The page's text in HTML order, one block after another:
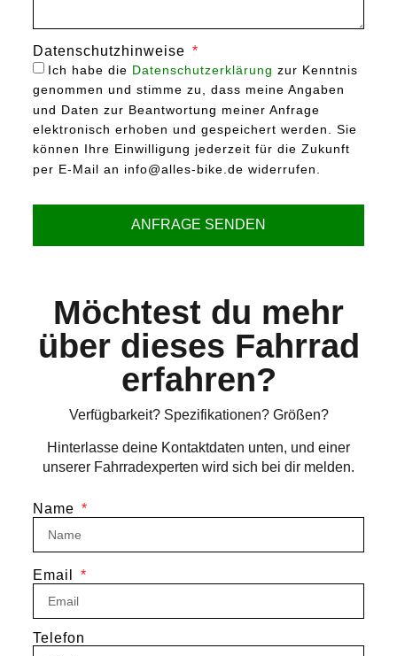
Datenschutzhinweise
Ich habe die Datenschutzerklärung zur Kenntnis
genommen und stimme zu, dass meine Angaben
und Daten zur Beantwortung meiner Anfrage
elektronisch erhoben und gespeichert werden. Sie
können Ihre Einwilligung jederzeit für die Zukunft
per E-Mail an info@alles-bike.de widerrufen.
ANFRAGE SENDEN
Möchtest du mehr
über dieses Fahrrad
erfahren?
Verfügbarkeit? Spezifikationen? Größen?
Hinterlasse deine Kontaktdaten unten, und einer
unserer Fahrradexperten wird sich bei dir melden.
Name
Email
Telefon